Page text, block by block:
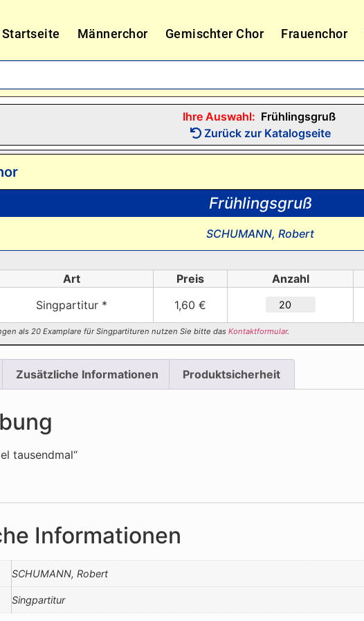
Startseite Männerchor Gemischter Chor Frauenchor
Ihre Auswahl: Frühlingsgruß
Zurück zur Katalogseite
Frühlingsgruß
SCHUMANN, Robert
Art Preis
Anzahl
Singpartitur * 1,60 €
als 20 Examplare für Singpartituren nutzen Sie bitte das Kontaktformular.
Zusätzliche Informationen Produktsicherheit
tausendmal“
Informationen
SCHUMANN, Robert
Singpartitur